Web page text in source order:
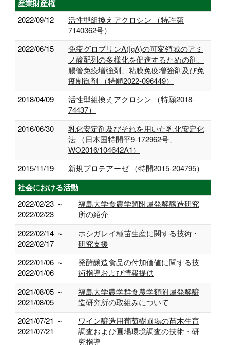
産業財産権
2022/09/12
活性型組換えアクロシン （特許第
7140362号）
2022/06/15
免疫グロブリンA(IgA)の可変領域のアミ
ノ酸配列の多様化を促進するための剤、
腸管免疫増強剤、粘膜免疫増強剤及び免
疫制御剤 （特願2022-096449）
2018/04/09
活性型組換えアクロシン （特願2018-
74437）
2016/06/30
乳化安定剤及びそれを用いた乳化安定化
法 （日本国特開平9-172962号、
WO2016/104642A1）
2015/11/19
新規プロテアーゼ （特開2015-204795）
社会における活動
2022/02/23 ～
2022/02/23
福島大学食農学類附属発酵醸造研究
所の紹介
2022/02/14 ～
2022/02/17
ホシガレイ種苗生産に関する技術・
研究支援
2022/01/06 ～
2022/01/06
発酵醸造食品の付加価値に関する技
術指導および情報提供
2021/08/05 ～
2021/08/05
福島大学農学群食農学類附属発酵醸
造研究所の取組みについて
2021/07/21 ～
2021/07/21
ワイン醸造用葡萄樹圃場の苗木生育
調査および圃場環境調査の技術・研
究指導